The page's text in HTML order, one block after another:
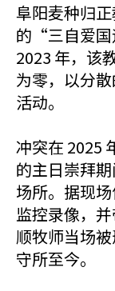
阜阳麦种归
的“三自爱
2023 年，该
为零，以分
活动。
冲突在 2025
的主日崇拜
场所。据现
监控录像，
顺牧师当场
守所至今。